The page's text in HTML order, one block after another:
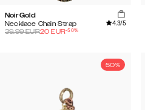
Noir Gold
Necklace Chain Strap
4.3/5
39.99EUR20 EUR-50%
50%